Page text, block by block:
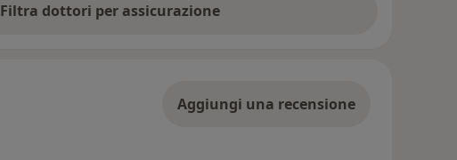
Filtra dottori per assicurazione
Aggiungi una recensione